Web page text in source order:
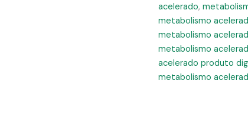
acelerado,
metabolismo
metabolismo
metabolismo
acelerado produto
metabolismo